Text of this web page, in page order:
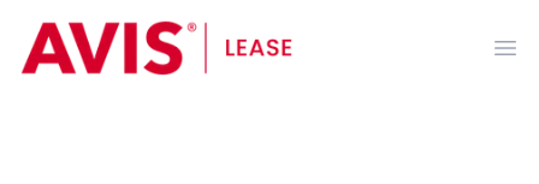
AVIS Lease